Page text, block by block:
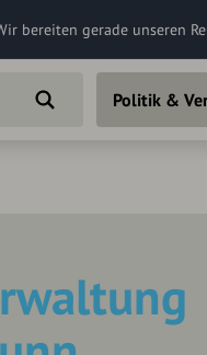
bereiten gerade unseren
Politik &